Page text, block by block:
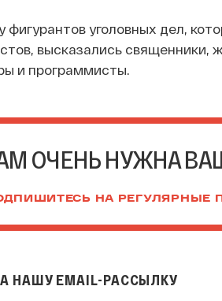
фигурантов уголовных дел,
высказались священники,
и программисты.
ОЧЕНЬ НУЖНА
НА РЕГУЛЯРНЫЕ
НАШУ EMAIL-РАССЫЛКУ